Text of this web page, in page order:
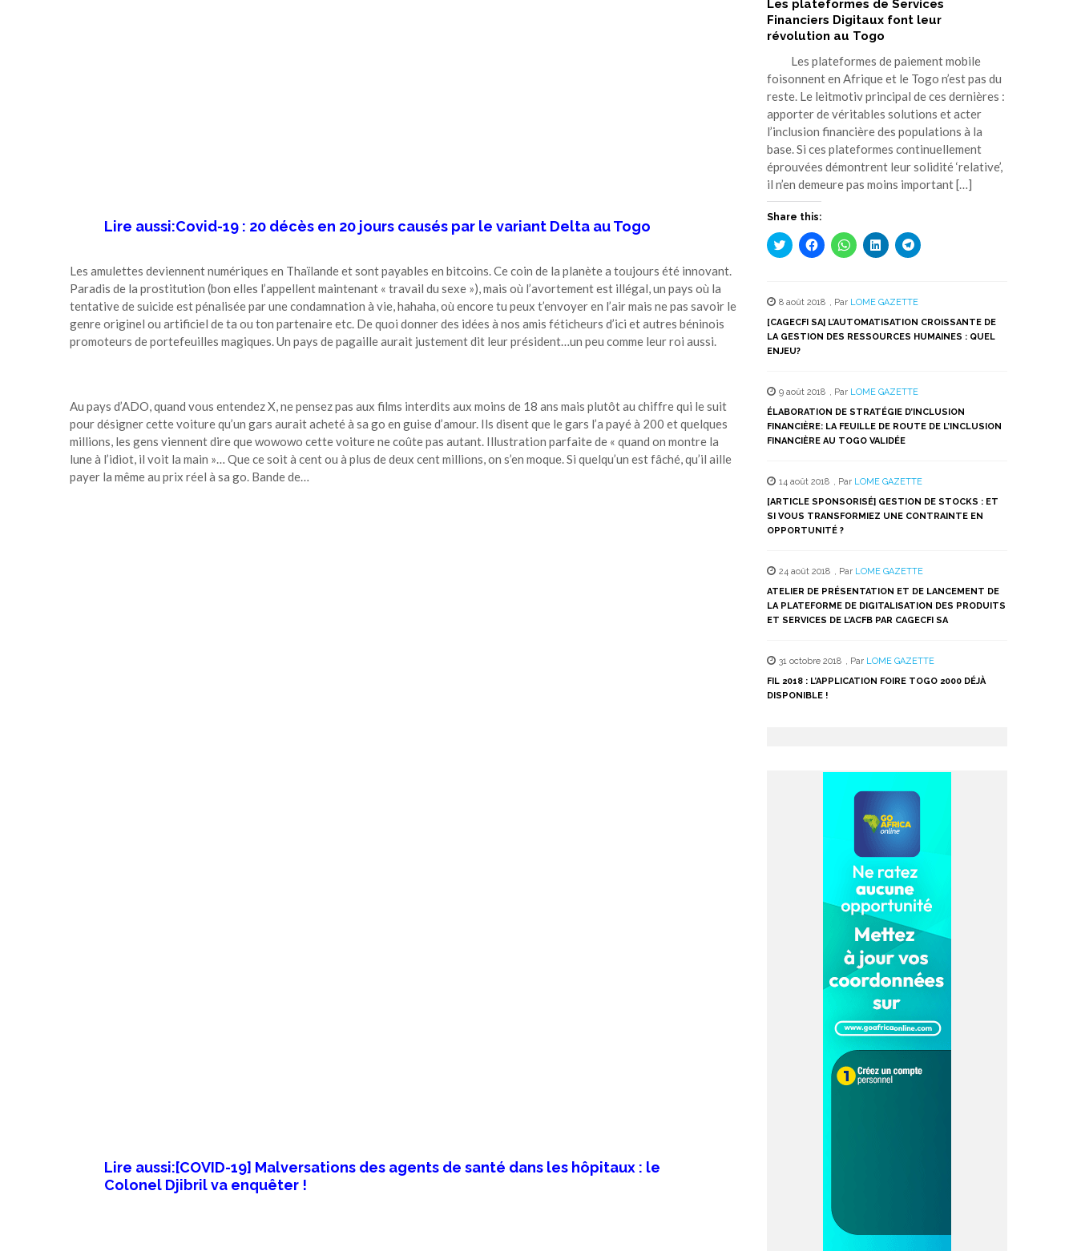
Lire aussi:Covid-19 : 20 décès en 20 jours causés par le variant Delta au Togo
Les amulettes deviennent numériques en Thaïlande et sont payables en bitcoins. Ce coin de la planète a toujours été innovant.
Paradis de la prostitution (bon elles l’appellent maintenant « travail du sexe »), mais où l’avortement est illégal, un pays où la
tentative de suicide est pénalisée par une condamnation à vie, hahaha, où encore tu peux t’envoyer en l’air mais ne pas savoir le
genre originel ou artificiel de ta ou ton partenaire etc. De quoi donner des idées à nos amis féticheurs d’ici et autres béninois
promoteurs de portefeuilles magiques. Un pays de pagaille aurait justement dit leur président…un peu comme leur roi aussi.
Au pays d’ADO, quand vous entendez X, ne pensez pas aux films interdits aux moins de 18 ans mais plutôt au chiffre qui le suit
pour désigner cette voiture qu’un gars aurait acheté à sa go en guise d’amour. Ils disent que le gars l’a payé à 200 et quelques
millions, les gens viennent dire que wowowo cette voiture ne coûte pas autant. Illustration parfaite de « quand on montre la
lune à l’idiot, il voit la main »… Que ce soit à cent ou à plus de deux cent millions, on s’en moque. Si quelqu’un est fâché, qu’il aille
payer la même au prix réel à sa go. Bande de…
Lire aussi:[COVID-19] Malversations des agents de santé dans les hôpitaux : le
Colonel Djibril va enquêter !
Les plateformes de Services
Financiers Digitaux font leur
révolution au Togo
Les plateformes de paiement mobile
foisonnent en Afrique et le Togo n’est pas du
reste. Le leitmotiv principal de ces dernières :
apporter de véritables solutions et acter
l’inclusion financière des populations à la
base. Si ces plateformes continuellement
éprouvées démontrent leur solidité ‘relative’,
il n’en demeure pas moins important […]
Share this:
Cliquez
pour
une
nouvelle
fenêtre)
Cliquez
pour
une
nouvelle
fenêtre)
Cliquez
pour
une
nouvelle
fenêtre)
Cliquez
pour
une
nouvelle
fenêtre)
Cliquez
pour
une
nouvelle
fenêtre)
8 août 2018 , Par LOME GAZETTE
[CAGECFI SA] L’AUTOMATISATION CROISSANTE DE
LA GESTION DES RESSOURCES HUMAINES : QUEL
ENJEU?
9 août 2018 , Par LOME GAZETTE
ÉLABORATION DE STRATÉGIE D’INCLUSION
FINANCIÈRE: LA FEUILLE DE ROUTE DE L’INCLUSION
FINANCIÈRE AU TOGO VALIDÉE
14 août 2018 , Par LOME GAZETTE
[ARTICLE SPONSORISÉ] GESTION DE STOCKS : ET
SI VOUS TRANSFORMIEZ UNE CONTRAINTE EN
OPPORTUNITÉ ?
24 août 2018 , Par LOME GAZETTE
ATELIER DE PRÉSENTATION ET DE LANCEMENT DE
LA PLATEFORME DE DIGITALISATION DES PRODUITS
ET SERVICES DE L’ACFB PAR CAGECFI SA
31 octobre 2018 , Par LOME GAZETTE
FIL 2018 : L’APPLICATION FOIRE TOGO 2000 DÉJÀ
DISPONIBLE !